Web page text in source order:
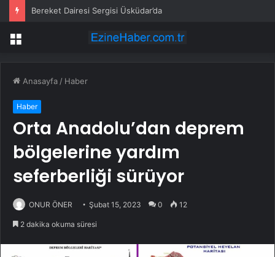
Bereket Dairesi Sergisi Üsküdar’da
Menü
Anasayfa / Haber
Haber
Orta Anadolu’dan deprem
bölgelerine yardım
seferberliği sürüyor
ONUR ÖNER Şubat 15, 2023 0 12
2 dakika okuma süresi